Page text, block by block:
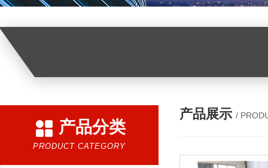
产品分类
PRODUCT CATEGORY
产品展示 /